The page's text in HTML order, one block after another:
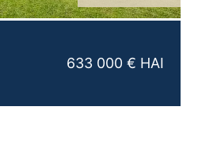
633 000 € HAI